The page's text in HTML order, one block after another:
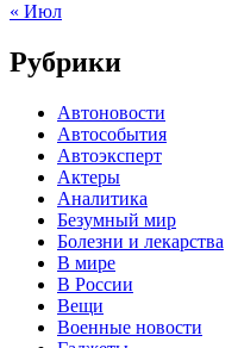
« Июл
Рубрики
Автоновости
Автособытия
Автоэксперт
Актеры
Аналитика
Безумный мир
Болезни и лекарства
В мире
В России
Вещи
Военные новости